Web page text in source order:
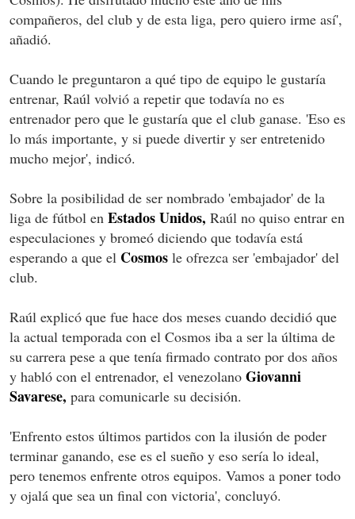
compañeros, del club y de esta liga, pero quiero irme así',
añadió.
Cuando le preguntaron a qué tipo de equipo le gustaría
entrenar, Raúl volvió a repetir que todavía no es
entrenador pero que le gustaría que el club ganase. 'Eso es
lo más importante, y si puede divertir y ser entretenido
mucho mejor', indicó.
Sobre la posibilidad de ser nombrado 'embajador' de la
liga de fútbol en Estados Unidos, Raúl no quiso entrar en
especulaciones y bromeó diciendo que todavía está
esperando a que el Cosmos le ofrezca ser 'embajador' del
club.
Raúl explicó que fue hace dos meses cuando decidió que
la actual temporada con el Cosmos iba a ser la última de
su carrera pese a que tenía firmado contrato por dos años
y habló con el entrenador, el venezolano Giovanni
Savarese, para comunicarle su decisión.
'Enfrento estos últimos partidos con la ilusión de poder
terminar ganando, ese es el sueño y eso sería lo ideal,
pero tenemos enfrente otros equipos. Vamos a poner todo
y ojalá que sea un final con victoria', concluyó.